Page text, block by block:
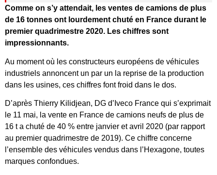
Comme on s’y attendait, les ventes de camions de plus
de 16 tonnes ont lourdement chuté en France durant le
premier quadrimestre 2020. Les chiffres sont
impressionnants.
Au moment où les constructeurs européens de véhicules
industriels annoncent un par un la reprise de la production
dans les usines, ces chiffres font froid dans le dos.
D’après Thierry Kilidjean, DG d’Iveco France qui s’exprimait
le 11 mai, la vente en France de camions neufs de plus de
16 t a chuté de 40 % entre janvier et avril 2020 (par rapport
au premier quadrimestre de 2019). Ce chiffre concerne
l’ensemble des véhicules vendus dans l’Hexagone, toutes
marques confondues.